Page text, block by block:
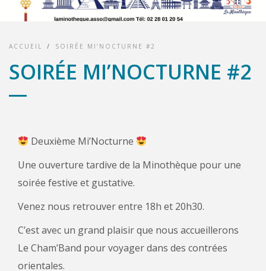
ACCUEIL / SOIRÉE MI’NOCTURNE #2
SOIRÉE MI’NOCTURNE #2
Deuxième Mi’Nocturne
Une ouverture tardive de la Minothèque pour une
soirée festive et gustative.
Venez nous retrouver entre 18h et 20h30.
C’est avec un grand plaisir que nous accueillerons
Le Cham’Band pour voyager dans des contrées
orientales.